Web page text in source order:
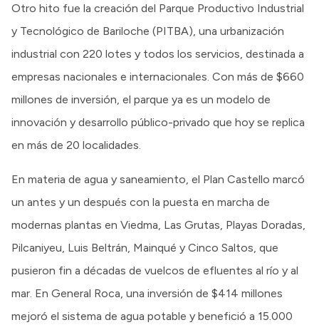
Otro hito fue la creación del Parque Productivo Industrial
y Tecnológico de Bariloche (PITBA), una urbanización
industrial con 220 lotes y todos los servicios, destinada a
empresas nacionales e internacionales. Con más de $660
millones de inversión, el parque ya es un modelo de
innovación y desarrollo público-privado que hoy se replica
en más de 20 localidades.
En materia de agua y saneamiento, el Plan Castello marcó
un antes y un después con la puesta en marcha de
modernas plantas en Viedma, Las Grutas, Playas Doradas,
Pilcaniyeu, Luis Beltrán, Mainqué y Cinco Saltos, que
pusieron fin a décadas de vuelcos de efluentes al río y al
mar. En General Roca, una inversión de $414 millones
mejoró el sistema de agua potable y benefició a 15.000